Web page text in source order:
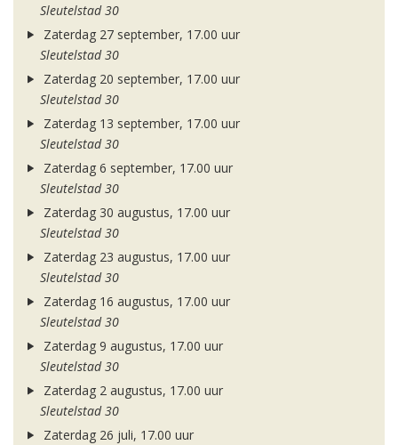
Sleutelstad 30
Zaterdag 27 september, 17.00 uur
Sleutelstad 30
Zaterdag 20 september, 17.00 uur
Sleutelstad 30
Zaterdag 13 september, 17.00 uur
Sleutelstad 30
Zaterdag 6 september, 17.00 uur
Sleutelstad 30
Zaterdag 30 augustus, 17.00 uur
Sleutelstad 30
Zaterdag 23 augustus, 17.00 uur
Sleutelstad 30
Zaterdag 16 augustus, 17.00 uur
Sleutelstad 30
Zaterdag 9 augustus, 17.00 uur
Sleutelstad 30
Zaterdag 2 augustus, 17.00 uur
Sleutelstad 30
Zaterdag 26 juli, 17.00 uur